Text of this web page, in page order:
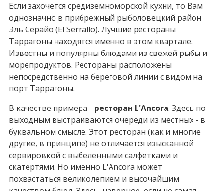
Если захочется средиземноморской кухни, то Вам
однозначно в прибрежный рыболовецкий район
Эль Серайо (El Serrallo). Лучшие рестораны
Таррагоны находятся именно в этом квартале.
Известны и популярны блюдами из свежей рыбы и
морепродуктов. Рестораны расположены
непосредственно на береговой линии с видом на
порт Таррагоны.
В качестве примера - ресторан L'Ancora. Здесь по
выходным выстраиваются очереди из местных - в
буквальном смысле. Этот ресторан (как и многие
другие, в принципе) не отличается изысканной
сервировкой с выбеленными салфетками и
скатертями. Но именно L'Ancora может
похвастаться великолепием и высочайшим